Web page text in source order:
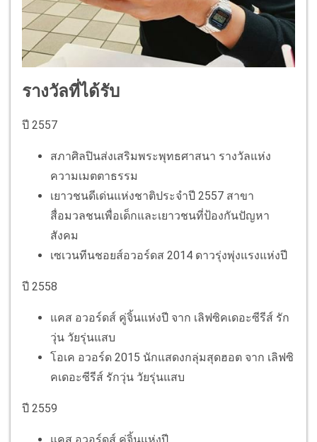
รางวัลที่ได้รับ
ปี 2557
สภาศิลปินส่งเสริมพระพุทธศาสนา รางวัลแห่ง
ความเมตตาธรรม
เยาวชนดีเด่นแห่งชาติประจำปี 2557 สาขา
สื่อมวลชนเพื่อเด็กและเยาวชนที่ป้องกันปัญหา
สังคม
เซเวนทีนชอยส์อวอร์ดส 2014 ดาวรุ่งพุ่งแรงแห่งปี
ปี 2558
แคส อวอร์ดส์ คู่จิ้นแห่งปี จาก เลิฟซิคเดอะซีรีส์ รัก
วุ่น วัยรุ่นแสบ
โอเค อวอร์ด 2015 นักแสดงกลุ่มสุดฮอต จาก เลิฟซิ
คเดอะซีรีส์ รักวุ่น วัยรุ่นแสบ
ปี 2559